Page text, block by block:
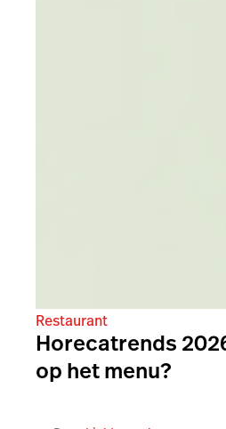
Restaurant
Horecatrends
op het menu?